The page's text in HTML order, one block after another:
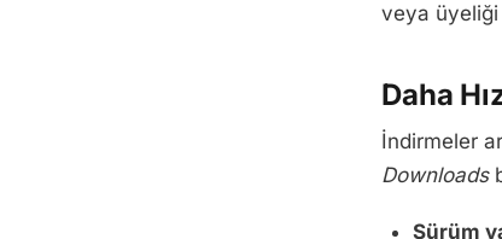
veya üyeliği
Daha
İndirmeler
Downloads
Sürüm